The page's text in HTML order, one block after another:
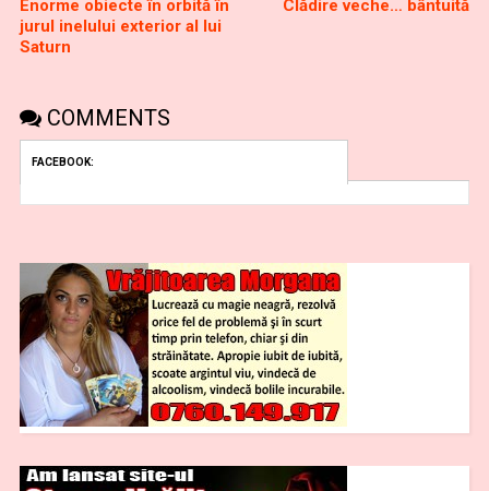
Enorme obiecte în orbită în
jurul inelului exterior al lui
Saturn
Clădire veche… bântuită
COMMENTS
FACEBOOK: